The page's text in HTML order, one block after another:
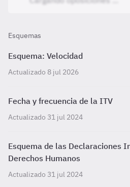
Esquemas
Esquema: Velocidad
Actualizado 8 jul 2026
Fecha y frecuencia de la ITV
Actualizado 31 jul 2024
Esquema de las Declaraciones
Derechos Humanos
Actualizado 31 jul 2024